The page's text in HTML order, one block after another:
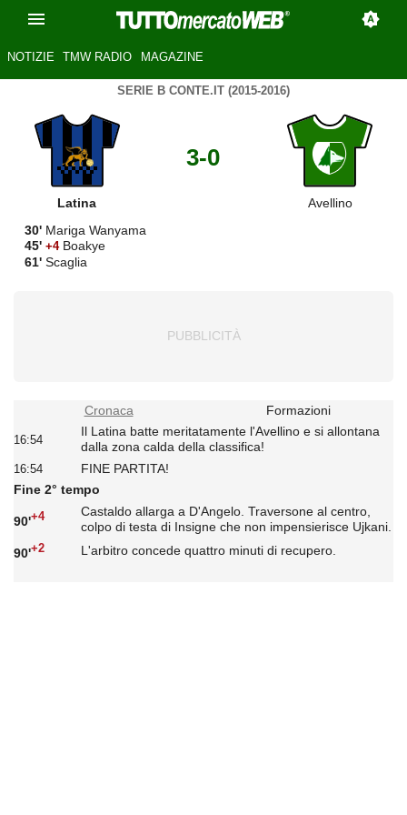
NOTIZIE TMW RADIO MAGAZINE
SERIE B CONTE.IT (2015-2016)
Latina
3-0
Avellino
30' Mariga Wanyama
45' +4Boakye
61' Scaglia
Cronaca Formazioni
16:54
Il Latina batte meritatamente l'Avellino e si allontana
dalla zona calda della classifica!
16:54
FINE PARTITA!
Fine 2° tempo
90'+4
Castaldo allarga a D'Angelo. Traversone al centro,
colpo di testa di Insigne che non impensierisce Ujkani.
90'+2 L'arbitro concede quattro minuti di recupero.